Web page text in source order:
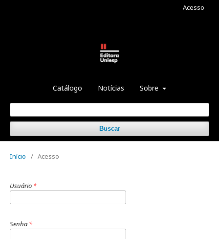
Catálogo Notícias Sobre
Buscar
Acesso
Início / Acesso
Usuário *
Senha *